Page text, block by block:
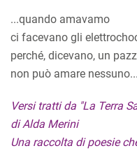
...quando amavamo
ci facevano gli
perché, dicevano, un
non può amare nessuno...
Versi tratti da "La Terra
di Alda Merini
Una raccolta di poesie